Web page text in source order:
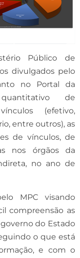
Público de
divulgados pelo
no Portal da
de
(efetivo,
entre outros), as
de vínculos, de
nos órgãos da
no ano de
MPC visando
compreensão as
do Estado
o que está
e com o